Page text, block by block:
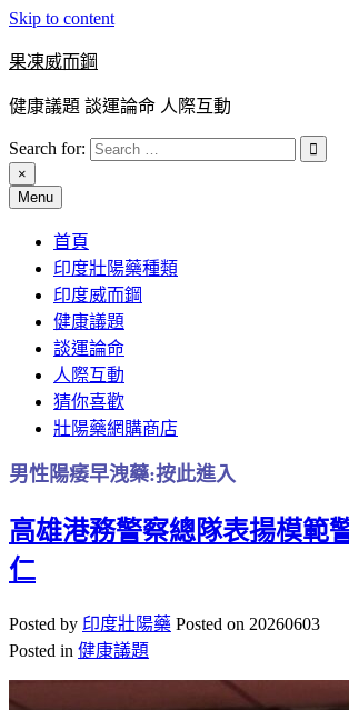
Skip to content
果凍威而鋼
健康議題 談運論命 人際互動
Search for:
×
Menu
首頁
印度壯陽藥種類
印度威而鋼
健康議題
談運論命
人際互動
猜你喜歡
壯陽藥網購商店
男性陽痿早洩藥:按此進入
高雄港務警察總隊表揚模範
仁
Posted by 印度壯陽藥 Posted on 20260603
Posted in 健康議題